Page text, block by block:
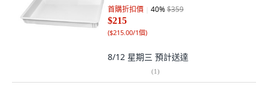
首購折扣價 40%$359
$215
($215.00/1個)
8/12 星期三 預計送達
(1)